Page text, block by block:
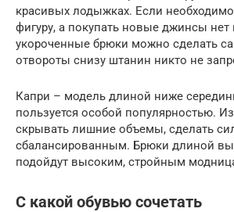
красивых лодыжках. Если
фигуру, а покупать новые джинсы
укороченные брюки можно сделать
отвороты снизу штанин никто не
Капри – модель длиной ниже
пользуется особой популярностью.
скрывать лишние объемы, сделать
сбалансированным. Брюки длиной
подойдут высоким, стройным
С какой обувью сочетать